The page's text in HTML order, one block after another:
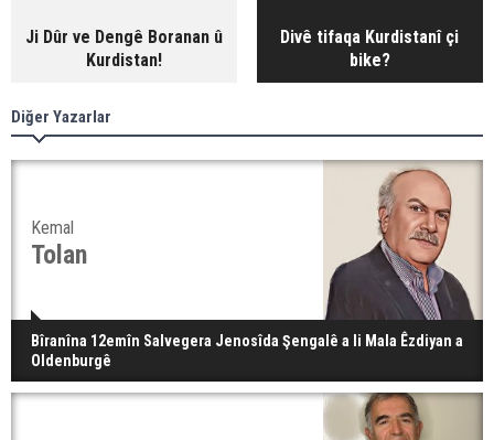
Ji Dûr ve Dengê Boranan û
Kurdistan!
Divê tifaqa Kurdistanî çi
bike?
Diğer Yazarlar
Kemal
Tolan
Bîranîna 12emîn Salvegera Jenosîda Şengalê a li Mala Êzdiyan a
Oldenburgê